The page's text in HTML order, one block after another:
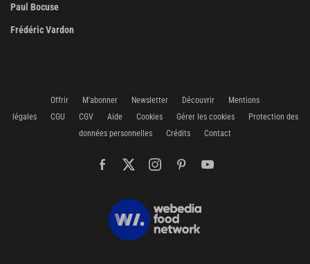
Paul Bocuse
Frédéric Vardon
Offrir M'abonner Newsletter Découvrir
Mentions
légales
CGU CGV Aide Cookies Gérer les cookies
Protection des
données personnelles
Crédits Contact